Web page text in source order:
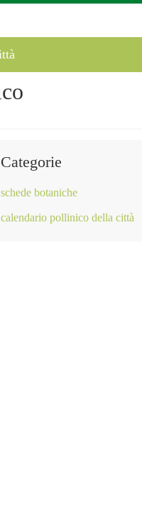
Categorie
schede botaniche
calendario pollinico della città